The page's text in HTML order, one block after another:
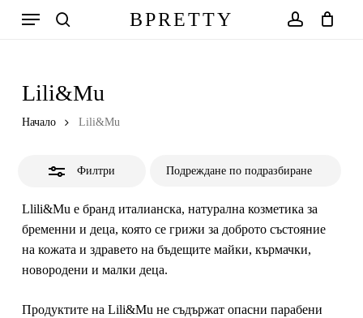
BPRETTY
Меню
Lili&Mu
Начало Lili&Mu
Филтри
Llili&Mu e бранд италианска, натурална козметика за
бременни и деца, която се грижи за доброто състояние
на кожата и здравето на бъдещите майки, кърмачки,
новородени и малки деца.
Продуктите на Lili&Mu не съдържат опасни парабени